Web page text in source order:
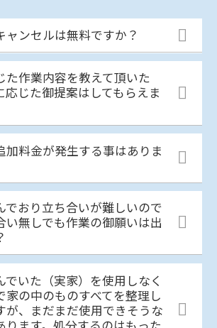
ャンセルは無料ですか？
た作業内容を教えて頂いた
応じた御提案はしてもらえま
加料金が発生する事はありま
でおり立ち合いが難しいので
い無しでも作業の御願いは出
でいた（実家）を使用しなく
家の中のものすべてを整理し
が、まだまだ使用できそうな
ります。処分するのはもった